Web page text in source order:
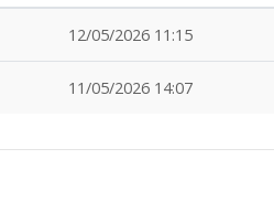
12/05/2026 11:15
11/05/2026 14:07